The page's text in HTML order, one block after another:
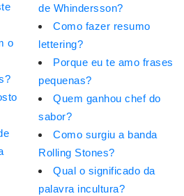
o
de Whindersson?
Como fazer resumo
lettering?
Porque eu te amo frases
pequenas?
Quem ganhou chef do
sabor?
Como surgiu a banda
Rolling Stones?
Qual o significado da
palavra incultura?